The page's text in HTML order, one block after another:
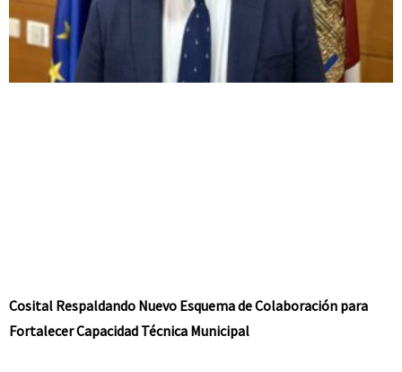
Cosital Respaldando Nuevo Esquema de Colaboración para
Fortalecer Capacidad Técnica Municipal